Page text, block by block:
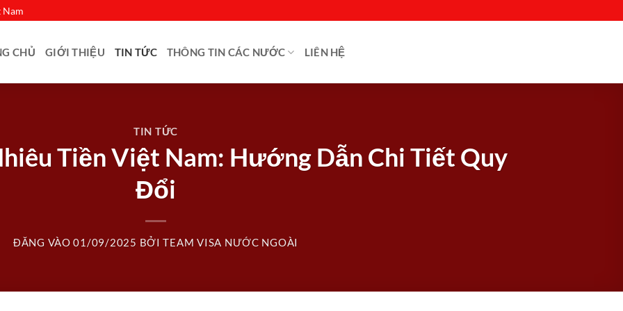
Nam
CHỦ GIỚI THIỆU TIN TỨC THÔNG TIN CÁC NƯỚC LIÊN HỆ
TIN TỨC
Tiền Việt Nam: Hướng Dẫn Chi Tiết Quy
Đổi
ĐĂNG VÀO01/09/2025 BỞITEAM VISA NƯỚC NGOÀI